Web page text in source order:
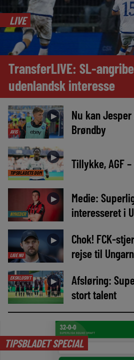
LIVE
TransferLIVE: SL-
udenlandsk interesse
AVIS
►
Nu kan
Brøndby
TIPSBLADETS DOM
► Tillykke, AGF
NYHEDER
►
Medie:
interesseret i
LIGE NU
►
Chok! FCK-
rejse til Ungarn
EKSKLUSIVT ►
Afsløring:
stort talent
TIPSBLADET SPECIAL